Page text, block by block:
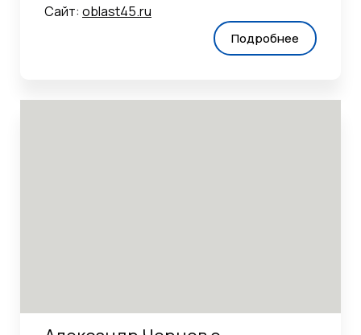
Сайт: oblast45.ru
Подробнее